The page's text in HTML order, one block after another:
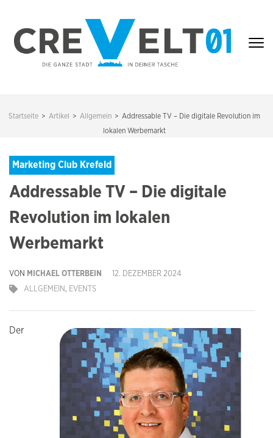
springen
(Enter
DEINER TASCHE
Startseite > Artikel > Allgemein > Addressable TV – Die digitale Revolution im
lokalen Werbemarkt
Marketing Club Krefeld
Addressable TV – Die digitale
Revolution im lokalen
Werbemarkt
VON MICHAEL OTTERBEIN
12. DEZEMBER 2024
ALLGEMEIN , EVENTS
Der